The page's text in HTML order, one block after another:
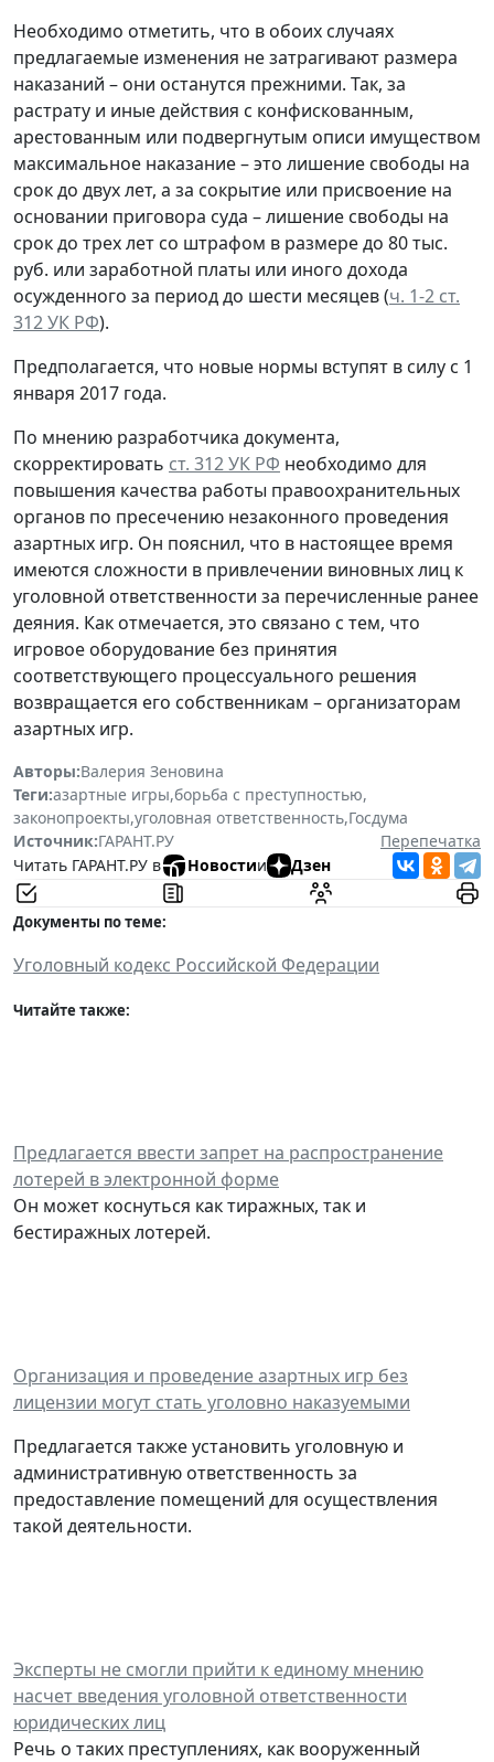
Необходимо отметить, что в обоих случаях
предлагаемые изменения не затрагивают размера
наказаний – они останутся прежними. Так, за
растрату и иные действия с конфискованным,
арестованным или подвергнутым описи имуществом
максимальное наказание – это лишение свободы на
срок до двух лет, а за сокрытие или присвоение на
основании приговора суда – лишение свободы на
срок до трех лет со штрафом в размере до 80 тыс.
руб. или заработной платы или иного дохода
осужденного за период до шести месяцев (ч. 1-2 ст.
312 УК РФ).
Предполагается, что новые нормы вступят в силу с 1
января 2017 года.
По мнению разработчика документа,
скорректировать ст. 312 УК РФ необходимо для
повышения качества работы правоохранительных
органов по пресечению незаконного проведения
азартных игр. Он пояснил, что в настоящее время
имеются сложности в привлечении виновных лиц к
уголовной ответственности за перечисленные ранее
деяния. Как отмечается, это связано с тем, что
игровое оборудование без принятия
соответствующего процессуального решения
возвращается его собственникам – организаторам
азартных игр.
Авторы:Валерия Зеновина
Теги:азартные игры,борьба с преступностью,
законопроекты,уголовная ответственность,Госдума
Источник:ГАРАНТ.РУ
Перепечатка
Читать ГАРАНТ.РУ в
Новостии Дзен
Документы по теме:
Уголовный кодекс Российской Федерации
Читайте также:
Предлагается ввести запрет на распространение
лотерей в электронной форме
Он может коснуться как тиражных, так и
бестиражных лотерей.
Организация и проведение азартных игр без
лицензии могут стать уголовно наказуемыми
Предлагается также установить уголовную и
административную ответственность за
предоставление помещений для осуществления
такой деятельности.
Эксперты не смогли прийти к единому мнению
насчет введения уголовной ответственности
юридических лиц
Речь о таких преступлениях, как вооруженный